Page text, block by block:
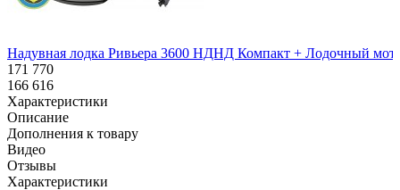
Надувная лодка Ривьера 3600 НДНД Компакт + Лодочный
171 770
166 616
Характеристики
Описание
Дополнения к товару
Видео
Отзывы
Характеристики